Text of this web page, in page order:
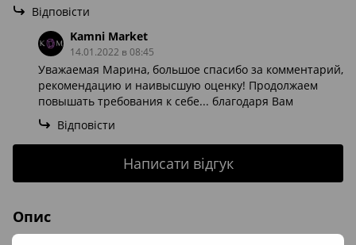
Відповісти
Kamni Market
14.01.2022 в 08:45
Уважаемая Марина, большое спасибо за комментарий,
рекомендацию и наивысшую оценку! Продолжаем
повышать требования к себе... благодаря Вам
Відповісти
Написати відгук
Опис